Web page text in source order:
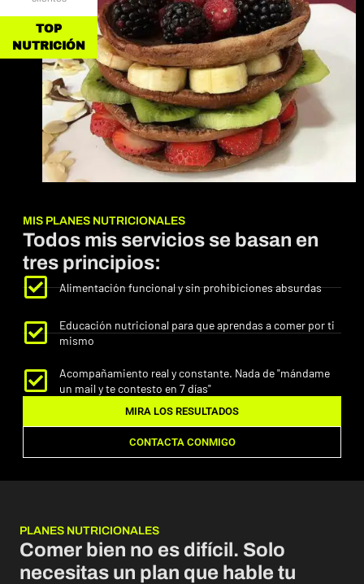
TOP
NUTRICIÓN
MIS PLANES NUTRICIONALES
Todos mis servicios se basan en
tres principios:
Alimentación funcional y sin prohibiciones absurdas
Educación nutricional para que aprendas a comer por ti
mismo
Acompañamiento real y constante. Nada de "mándame
un mail y te contesto en 7 días"
MIRA LOS RESULTADOS
CONTACTA CONMIGO
PLANES NUTRICIONALES
Comer bien no es difícil. Solo
necesitas un plan que hable tu